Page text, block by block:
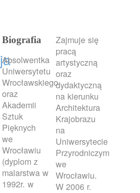
Biografia
Absolwentka
Uniwersytetu
Wrocławskiego
oraz
Akademii
Sztuk
Pięknych
we
Wrocławiu
(dyplom z
malarstwa w
1992r. w
Zajmuje się
pracą
artystyczną
oraz
dydaktyczną
na kierunku
Architektura
Krajobrazu
na
Uniwersytecie
Przyrodniczym
we
Wrocławiu.
W 2006 r.